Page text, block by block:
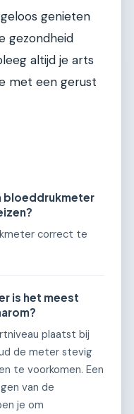
genieten
gezondheid
altijd je arts
met een gerust
bloeddrukmeter
correct te
is het meest
plaatst bij
de meter stevig
te voorkomen. Een
van de
je om